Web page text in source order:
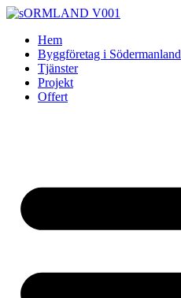
Skip
contentHem
Byggföretag i Södermanland
Tjänster
Projekt
Offert